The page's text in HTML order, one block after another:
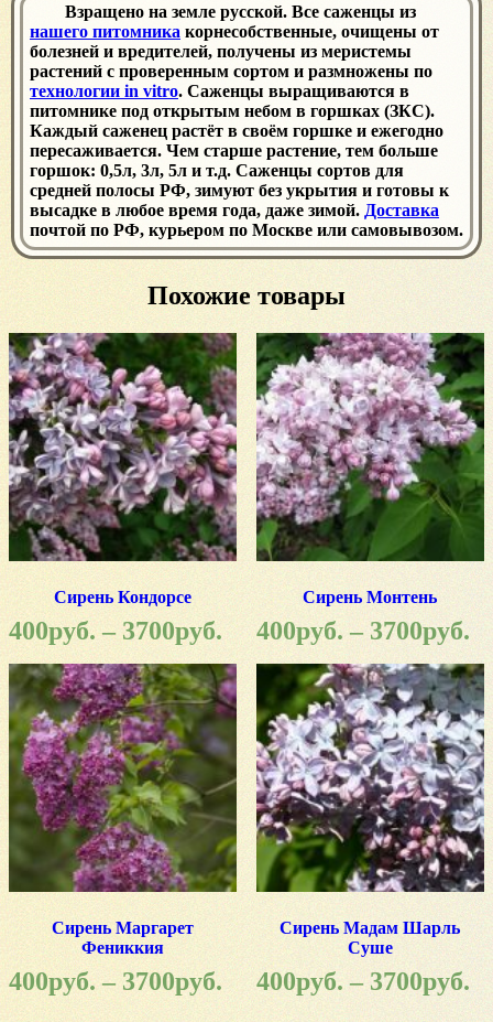
Взращено на земле русской. Все саженцы из
нашего питомника корнесобственные, очищены от
болезней и вредителей, получены из меристемы
растений с проверенным сортом и размножены по
технологии in vitro. Саженцы выращиваются в
питомнике под открытым небом в горшках (ЗКС).
Каждый саженец растёт в своём горшке и ежегодно
пересаживается. Чем старше растение, тем больше
горшок: 0,5л, 3л, 5л и т.д. Саженцы сортов для
средней полосы РФ, зимуют без укрытия и готовы к
высадке в любое время года, даже зимой. Доставка
почтой по РФ, курьером по Москве или самовывозом.
Похожие товары
Сирень Кондорсе
400руб. – 3700руб.
Сирень Монтень
400руб. –3700руб.
Сирень Маргарет
Фениккия
400руб. – 3700руб.
Сирень Мадам Шарль
Суше
400руб. – 3700руб.